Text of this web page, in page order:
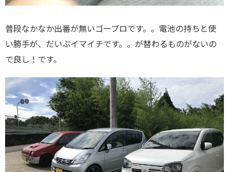
普段なかなか出番が無いゴープロです。。電池の持ちと使
い勝手が、だいぶイマイチです。。が替わるものがないの
で良し！です。